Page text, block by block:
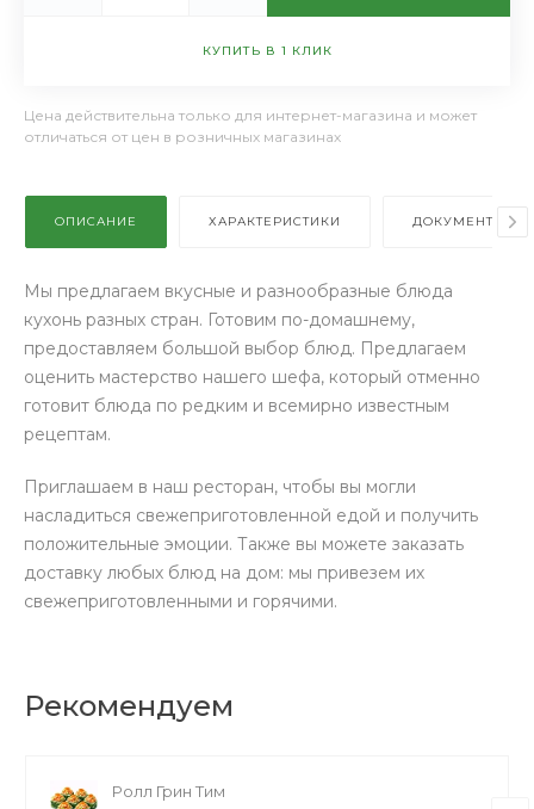
КУПИТЬ В 1 КЛИК
Цена действительна только для интернет-магазина и может
отличаться от цен в розничных магазинах
ОПИСАНИЕ ХАРАКТЕРИСТИКИ ДОКУМЕНТЫ
Мы предлагаем вкусные и разнообразные блюда
кухонь разных стран. Готовим по-домашнему,
предоставляем большой выбор блюд. Предлагаем
оценить мастерство нашего шефа, который отменно
готовит блюда по редким и всемирно известным
рецептам.
Приглашаем в наш ресторан, чтобы вы могли
насладиться свежеприготовленной едой и получить
положительные эмоции. Также вы можете заказать
доставку любых блюд на дом: мы привезем их
свежеприготовленными и горячими.
Рекомендуем
Ролл Грин Тим